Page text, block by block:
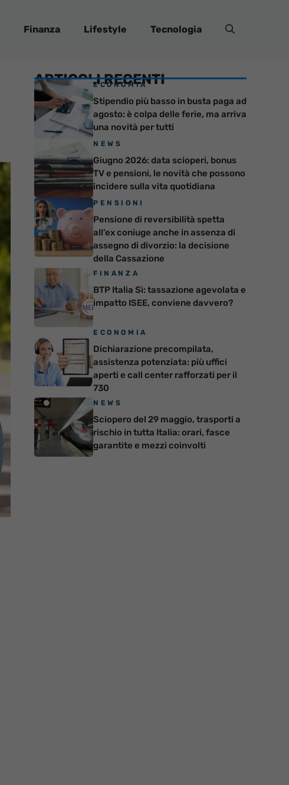
Finanza Lifestyle Tecnologia
ARTICOLI RECENTI
ECONOMIA
Stipendio più basso in busta paga ad
agosto: è colpa delle ferie, ma arriva
una novità per tutti
NEWS
Giugno 2026: data scioperi, bonus
TV e pensioni, le novità che possono
incidere sulla vita quotidiana
PENSIONI
Pensione di reversibilità spetta
all’ex coniuge anche in assenza di
assegno di divorzio: la decisione
della Cassazione
FINANZA
BTP Italia Sì: tassazione agevolata e
impatto ISEE, conviene davvero?
ECONOMIA
Dichiarazione precompilata,
assistenza potenziata: più uffici
aperti e call center rafforzati per il
730
NEWS
Sciopero del 29 maggio, trasporti a
rischio in tutta Italia: orari, fasce
garantite e mezzi coinvolti